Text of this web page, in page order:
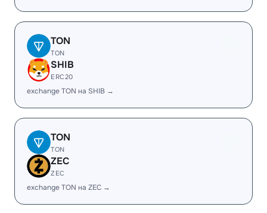
TON
TON
SHIB
ERC20
exchange TON на SHIB →
TON
TON
ZEC
ZEC
exchange TON на ZEC →